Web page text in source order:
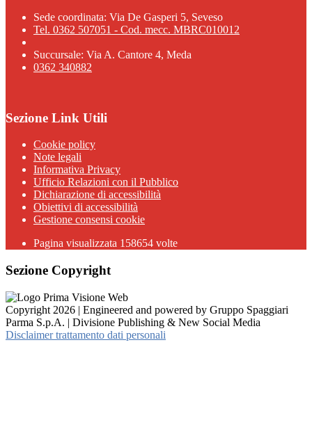
Sede coordinata: Via De Gasperi 5, Seveso
Tel. 0362 507051 - Cod. mecc. MBRC010012
Succursale: Via A. Cantore 4, Meda
0362 340882
Sezione Link Utili
Cookie policy
Note legali
Informativa Privacy
Ufficio Relazioni con il Pubblico
Dichiarazione di accessibilità
Obiettivi di accessibilità
Gestione consensi cookie
Pagina visualizzata 158654 volte
Sezione Copyright
Copyright 2026 | Engineered and powered by Gruppo Spaggiari
Parma S.p.A. | Divisione Publishing & New Social Media
Disclaimer trattamento dati personali